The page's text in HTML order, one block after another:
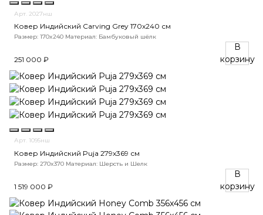
Арт. 2027нш
Ковер Индийский Carving Grey 170x240 см
Размер: 170x240 Материал: Бамбуковый шёлк
251 000 ₽
В
корзину
Арт. 1095нш
Ковер Индийский Puja 279x369 см
Размер: 270x370 Материал: Шерсть и Шелк
1 519 000 ₽
В
корзину